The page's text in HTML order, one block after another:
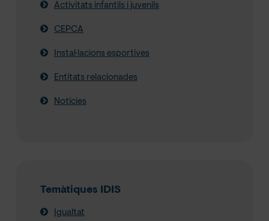
Activitats infantils i juvenils
CEPCA
Instal·lacions esportives
Entitats relacionades
Notícies
Temàtiques IDIS
Igualtat